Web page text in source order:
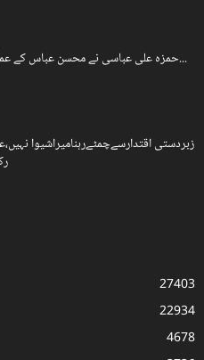
حمزہ علی عباسی نے محسن عباس کے عمل کو ناقابلِ معافی...
زبردستی اقتدارسےچمٹےرہنامیراشیوا
27403
22934
4678